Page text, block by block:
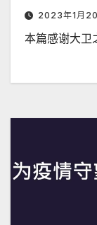
2023年1月
本篇感谢大卫